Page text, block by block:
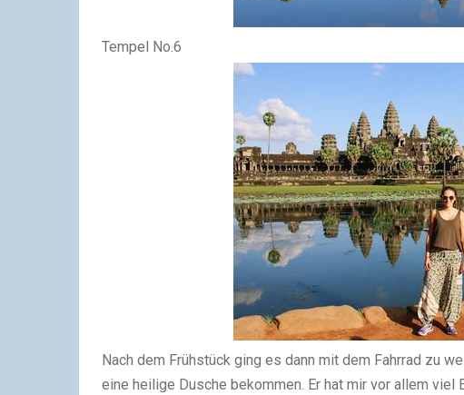
Tempel No.6
Nach dem Frühstück ging es dann mit dem Fahrrad zu
eine heilige Dusche bekommen. Er hat mir vor allem